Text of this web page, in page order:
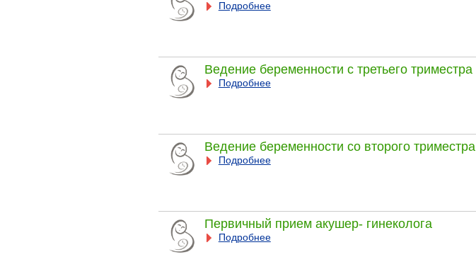
Подробнее
Ведение беременности с третьего триместра
Подробнее
Ведение беременности со второго триместра
Подробнее
Первичный прием акушер- гинеколога
Подробнее